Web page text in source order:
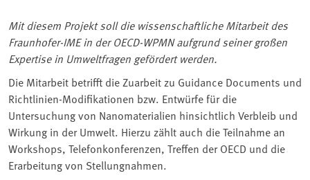
Mit diesem Projekt soll die wissenschaftliche Mitarbeit des
Fraunhofer-IME in der OECD-WPMN aufgrund seiner großen
Expertise in Umweltfragen gefördert werden.
Die Mitarbeit betrifft die Zuarbeit zu Guidance Documents und
Richtlinien-Modifikationen bzw. Entwürfe für die
Untersuchung von Nanomaterialien hinsichtlich Verbleib und
Wirkung in der Umwelt. Hierzu zählt auch die Teilnahme an
Workshops, Telefonkonferenzen, Treffen der OECD und die
Erarbeitung von Stellungnahmen.